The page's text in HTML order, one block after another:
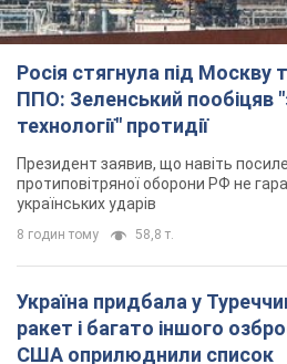
Україна придбала у
ракет і багато іншого
США оприлюднили список
Держдеп вже поставив до відома
9 годин тому 12,2 т.
"Нас почули на одне вухо": у
день поспіль тривають
тривають
9 годин тому 4,8 т.